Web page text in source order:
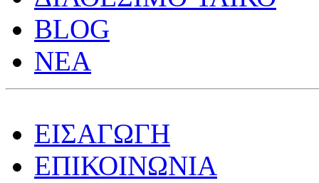
BLOG
ΝΕΑ
ΕΙΣΑΓΩΓΗ
ΕΠΙΚΟΙΝΩΝΙΑ